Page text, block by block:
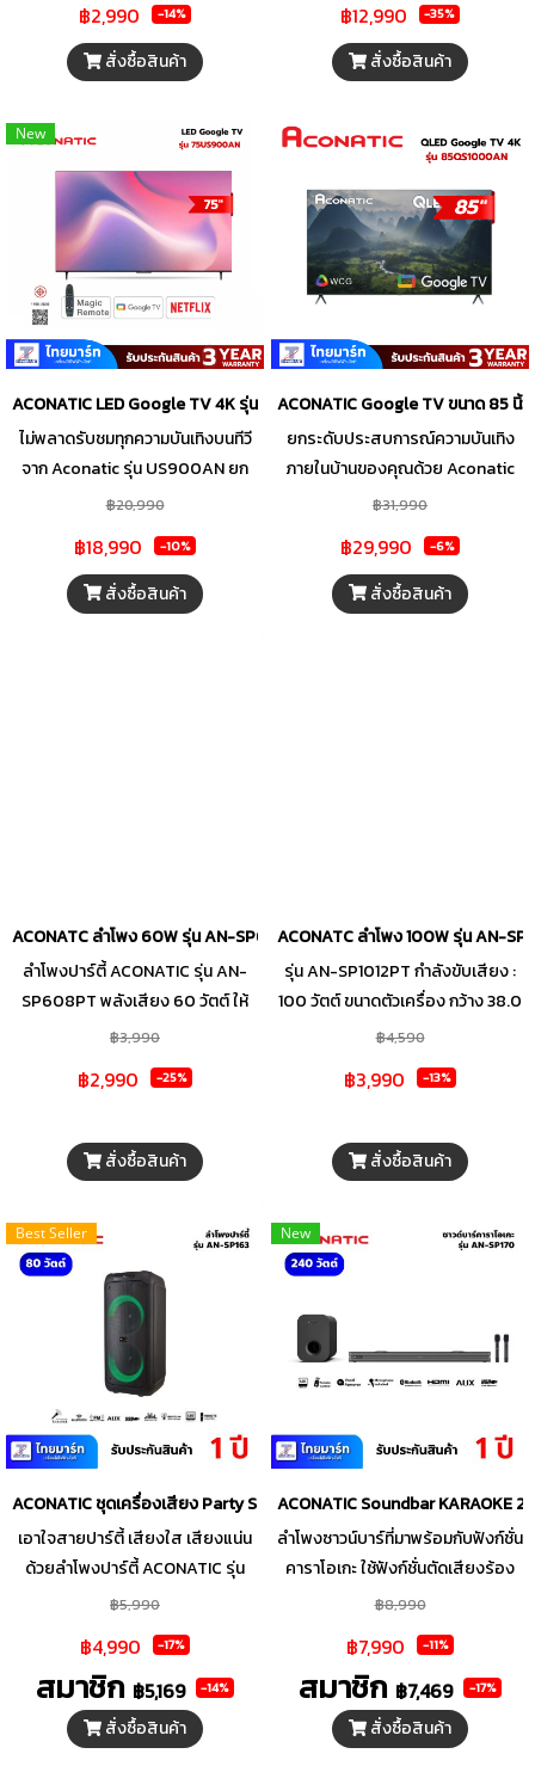
ACONATIC รุ่น 32HD515AN มา
พร้อมเทคโนโลยี DLED ควบคุมแสง
แม่นยำ ให้ภาพสวยสมจริงทุกราย
ด้วยอัตรารีเฟรช 60Hz เชื่อมต่อ
อุปกรณ์ง่ายดายด้วยช่อง USB และ
มีช่อง HDMI ถึง 3 ช่อง ติดตั้งก็
สะดวก จะแขวนผนังก็สวย วางบนโต๊ะ
ก็มั่นคงด้วยขาตั้งหรือจะแขวนผนังก็
ทำได้ดั่งใจ
฿2,990 -14%
สั่งซื้อสินค้า
และสีสันที่สดใส Frameless
Design ดีไซน์ขอบจอบางเฉียบ ระบบ
ปฏิบัติการ Google TV และรองรับ
฿12,990 -35%
สั่งซื้อสินค้า
New
ACONATIC LED Google TV 4K รุ่น 75US900AN Magic Remote สมาร์ท
ไม่พลาดรับชมทุกความบันเทิงบนทีวี
จาก Aconatic รุ่น US900AN ยก
ระดับการดูภาพยนตร์ ซีรีส์ หรือ
สมจริง
฿20,990
฿18,990 -10%
สั่งซื้อสินค้า
ACONATIC Google TV ขนาด 85 นิ้
ยกระดับประสบการณ์ความบันเทิง
ภายในบ้านของคุณด้วย Aconatic
85QS1000AN สมาร์ททีวีที่มอบภาพ
ง่ายดาย มาพร้อมเทคโนโลยี QLED
และ Wide Color Gamut ให้ภาพ
สวยสมจริงยิ่งขึ้น พร้อม Dolby
฿31,990
฿29,990 -6%
สั่งซื้อสินค้า
ACONATC ลำโพง 60W รุ่น AN-SP608PT
ลำโพงปาร์ตี้ ACONATIC รุ่น AN-
SP608PT พลังเสียง 60 วัตต์ ให้
พลังเสียงที่คมชัด ด้วยดอกลำโพง
และครบถ้วน ดอกวูฟเฟอร์
กลางต่ำ ดอกทวีตเตอร์ (Tweeter) :
ทำหน้าที่สร้างเสียงแหลม ไฟ LED
บรรยากาศสนุกสนาน เหมาะสำหรับ
งานปาร์ตี้สังสรรค์ รองรับการเชื่อม
ต่อที่หลากหลาย ไม่ว่าจะเป็น
Bluetooth, USB, TF Card และ
AUX
฿3,990
฿2,990 -25%
สั่งซื้อสินค้า
ACONATC ลำโพง 100W รุ่น AN-
รุ่น AN-SP1012PT กำลังขับเสียง :
100 วัตต์ ขนาดตัวเครื่อง กว้าง 38.0
× ลึก 36.0 × สูง 57.4 ซม. น้ำหนัก :
240V/50/60Hz
฿4,590
฿3,990 -13%
สั่งซื้อสินค้า
Best Seller
ACONATIC ชุดเครื่องเสียง Party Speaker กำลังขับ 80W รุ่น AN-SP163 พ
เอาใจสายปาร์ตี้ เสียงใส เสียงแน่น
ด้วยลำโพงปาร์ตี้ ACONATIC รุ่น
AN-SP163 ขนาดลำโพง 8 นิ้ว แบบ 2
เพลง พร้อมฟังก์ชันคาราโอเกะสุด
มันส์ เปลี่ยนทุกที่ให้เป็นเวทีส่วนตัว
ของคุณ
฿5,990
฿4,990 -17%
สมาชิก ฿5,169 -14%
สั่งซื้อสินค้า
New
ACONATIC Soundbar KARAOKE
ลำโพงซาวน์บาร์ที่มาพร้อมกับฟังก์ชั่น
คาราโอเกะ ใช้ฟังก์ชั่นตัดเสียงร้อง
ออกจากเพลงได้โดยตรงผ่านรีโมท
ต่อง่าย
฿8,990
฿7,990 -11%
สมาชิก ฿7,469 -17%
สั่งซื้อสินค้า